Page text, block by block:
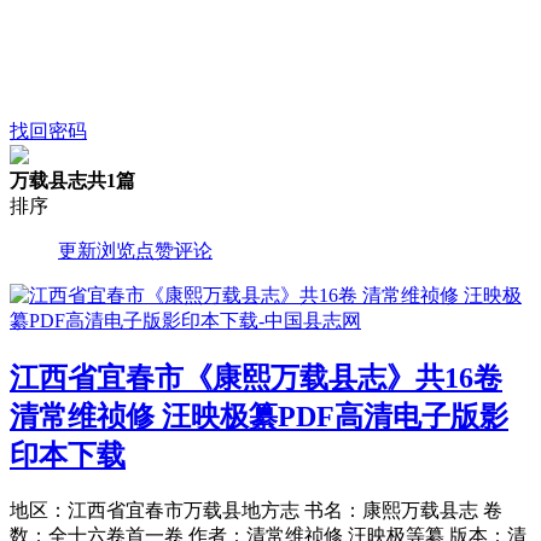
找回密码
万载县志共1篇
排序
更新浏览点赞评论
江西省宜春市《康熙万载县志》共16卷
清常维祯修 汪映极纂PDF高清电子版影
印本下载
地区：江西省宜春市万载县地方志 书名：康熙万载县志 卷
数：全十六卷首一卷 作者：清常维祯修 汪映极等纂 版本：清